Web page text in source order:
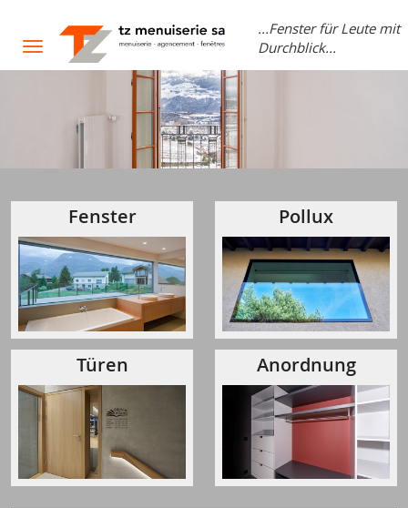
Toggle
navigation
...Fenster für Leute mit
Durchblick...
Fenster Pollux
Türen Anordnung